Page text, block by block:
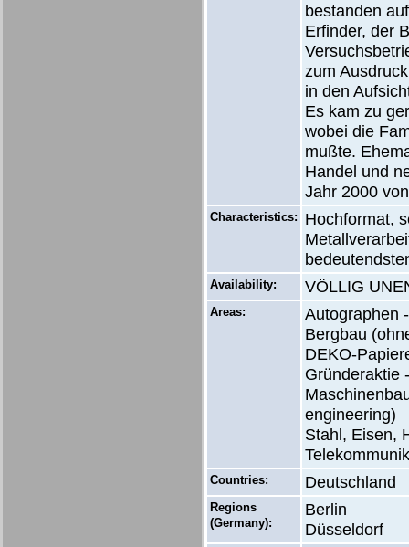
bestanden
Erfinder, der
zum
in den
Es kam zu
wobei die
mußte.
Handel und
Jahr 2000
Characteristics:
Hochformat,
Availability: VÖLLIG
Areas:
Autographen
Bergbau
DEKO-
Gründeraktie
engineering)
Stahl, Eisen,
Countries: Deutschland
Regions
(Germany):
Berlin
Düsseldorf